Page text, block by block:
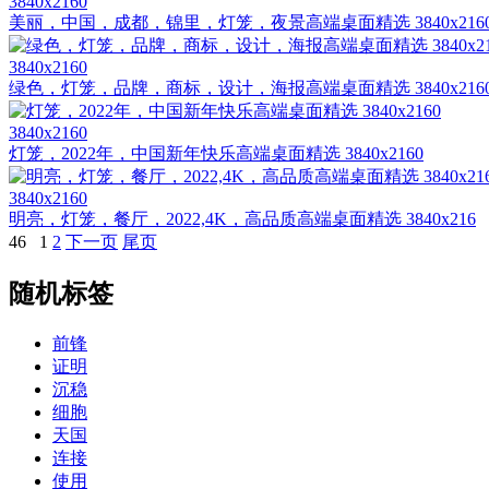
美丽，中国，成都，锦里，灯笼，夜景高端桌面精选
3840x2160
绿色，灯笼，品牌，商标，设计，海报高端桌面精选
3840x2160
灯笼，2022年，中国新年快乐高端桌面精选 3840x2160
3840x2160
明亮，灯笼，餐厅，2022,4K，高品质高端桌面精选 3840x216
46
1 2 下一页 尾页
随机标签
前锋
证明
沉稳
细胞
天国
连接
使用